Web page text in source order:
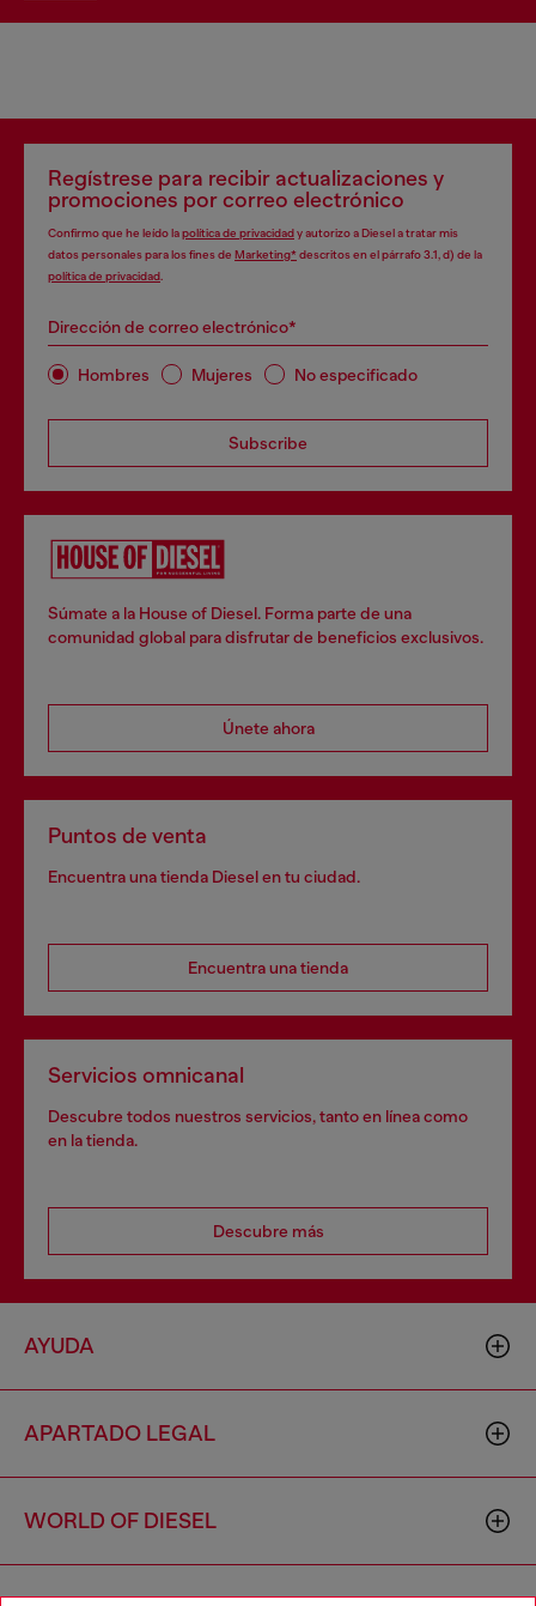
Regístrese para recibir actualizaciones y
promociones por correo electrónico
Confirmo que he leído lapolítica de privacidady autorizo a Diesel a tratar mis
datos personales para los fines de Marketing*descritos en el párrafo 3.1, d) de la
política de privacidad
Dirección de correo electrónico*
Hombres Mujeres No especificado
Subscribe
Súmate a la House of Diesel. Forma parte de una
comunidad global para disfrutar de beneficios exclusivos.
Únete ahora
Puntos de venta
Encuentra una tienda Diesel en tu ciudad.
Encuentra una tienda
Servicios omnicanal
Descubre todos nuestros servicios, tanto en línea como
en la tienda.
Descubre más
AYUDA
APARTADO LEGAL
WORLD OF DIESEL